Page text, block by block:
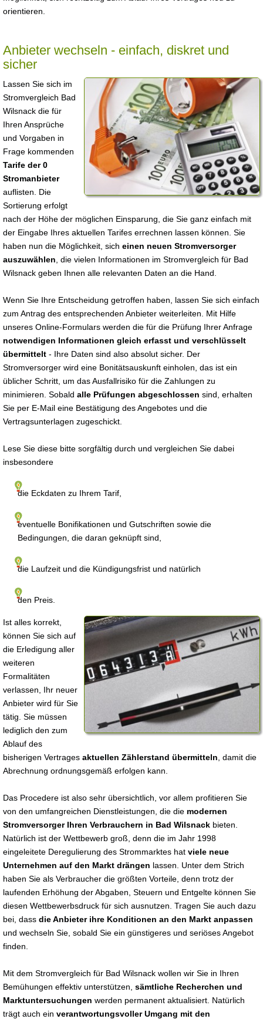
orientieren.
Anbieter wechseln - einfach, diskret und
sicher
Lassen Sie sich im
Stromvergleich Bad
Wilsnack die für
Ihren Ansprüche
und Vorgaben in
Frage kommenden
Tarife der 0
Stromanbieter
auflisten. Die
Sortierung erfolgt
nach der Höhe der möglichen Einsparung, die Sie ganz einfach mit
der Eingabe Ihres aktuellen Tarifes errechnen lassen können. Sie
haben nun die Möglichkeit, sich einen neuen Stromversorger
auszuwählen , die vielen Informationen im Stromvergleich für Bad
Wilsnack geben Ihnen alle relevanten Daten an die Hand.
Wenn Sie Ihre Entscheidung getroffen haben, lassen Sie sich einfach
zum Antrag des entsprechenden Anbieter weiterleiten. Mit Hilfe
unseres Online-Formulars werden die für die Prüfung Ihrer Anfrage
notwendigen Informationen gleich erfasst und verschlüsselt
übermittelt - Ihre Daten sind also absolut sicher. Der
Stromversorger wird eine Bonitätsauskunft einholen, das ist ein
üblicher Schritt, um das Ausfallrisiko für die Zahlungen zu
minimieren. Sobald alle Prüfungen abgeschlossen sind, erhalten
Sie per E-Mail eine Bestätigung des Angebotes und die
Vertragsunterlagen zugeschickt.
Lese Sie diese bitte sorgfältig durch und vergleichen Sie dabei
insbesondere
die Eckdaten zu Ihrem Tarif,
eventuelle Bonifikationen und Gutschriften sowie die
Bedingungen, die daran geknüpft sind,
die Laufzeit und die Kündigungsfrist und natürlich
den Preis.
Ist alles korrekt,
können Sie sich auf
die Erledigung aller
weiteren
Formalitäten
verlassen, Ihr neuer
Anbieter wird für Sie
tätig. Sie müssen
lediglich den zum
Ablauf des
bisherigen Vertrages aktuellen Zählerstand übermitteln , damit die
Abrechnung ordnungsgemäß erfolgen kann.
Das Procedere ist also sehr übersichtlich, vor allem profitieren Sie
von den umfangreichen Dienstleistungen, die die modernen
Stromversorger Ihren Verbrauchern in Bad Wilsnack bieten.
Natürlich ist der Wettbewerb groß, denn die im Jahr 1998
eingeleitete Deregulierung des Strommarktes hat viele neue
Unternehmen auf den Markt drängen lassen. Unter dem Strich
haben Sie als Verbraucher die größten Vorteile, denn trotz der
laufenden Erhöhung der Abgaben, Steuern und Entgelte können Sie
diesen Wettbewerbsdruck für sich ausnutzen. Tragen Sie auch dazu
bei, dass die Anbieter ihre Konditionen an den Markt anpassen
und wechseln Sie, sobald Sie ein günstigeres und seriöses Angebot
finden.
Mit dem Stromvergleich für Bad Wilsnack wollen wir Sie in Ihren
Bemühungen effektiv unterstützen, sämtliche Recherchen und
Marktuntersuchungen werden permanent aktualisiert. Natürlich
trägt auch ein verantwortungsvoller Umgang mit den